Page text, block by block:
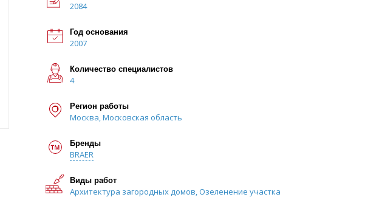
2084
Год основания
2007
Количество специалистов
4
Регион работы
Москва, Московская область
Бренды
BRAER
Виды работ
Архитектура загородных домов, Озеленение участка